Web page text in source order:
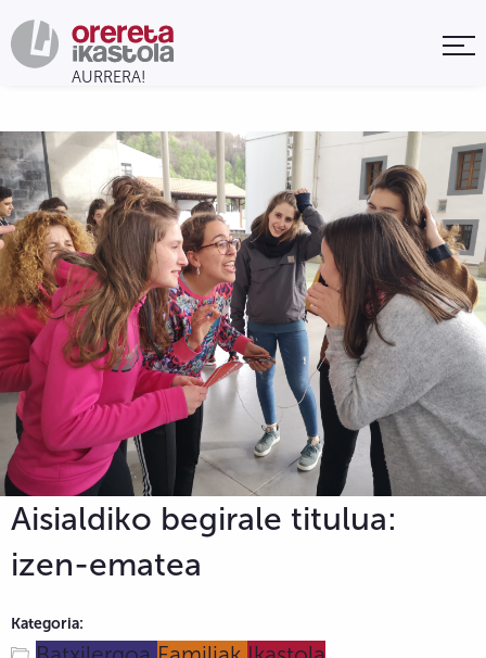
Aisialdiko begirale titulua:
izen-ematea
Kategoria: